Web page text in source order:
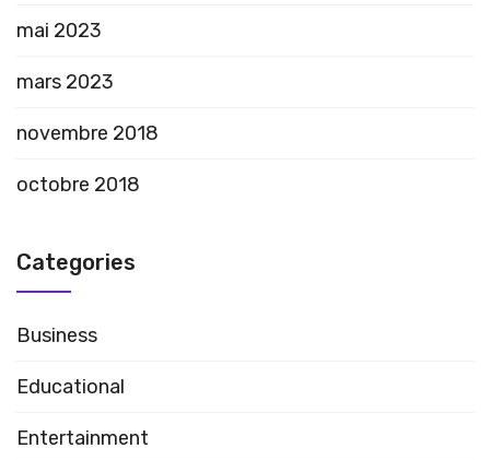
mai 2023
mars 2023
novembre 2018
octobre 2018
Categories
Business
Educational
Entertainment